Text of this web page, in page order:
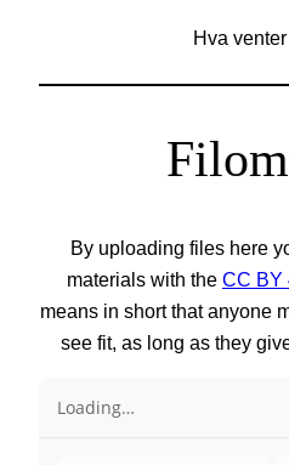
Hva
By uploading files here
materials with the CC BY
means in short that anyone
see fit, as long as they
Loading…